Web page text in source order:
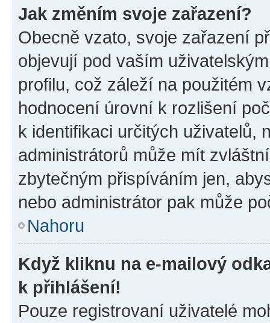
Jak změním svoje zařazení?
Obecně vzato, svoje zařazení
objevují pod vaším
profilu, což záleží na použitém
hodnocení úrovní k rozlišení
k identifikaci určitých uživatelů,
administrátorů může mít
zbytečným přispíváním jen,
nebo administrátor pak může
Nahoru
Když kliknu na e-mailový
k přihlášení!
Pouze registrovaní uživatelé